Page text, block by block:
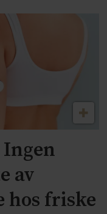
av
hos friske